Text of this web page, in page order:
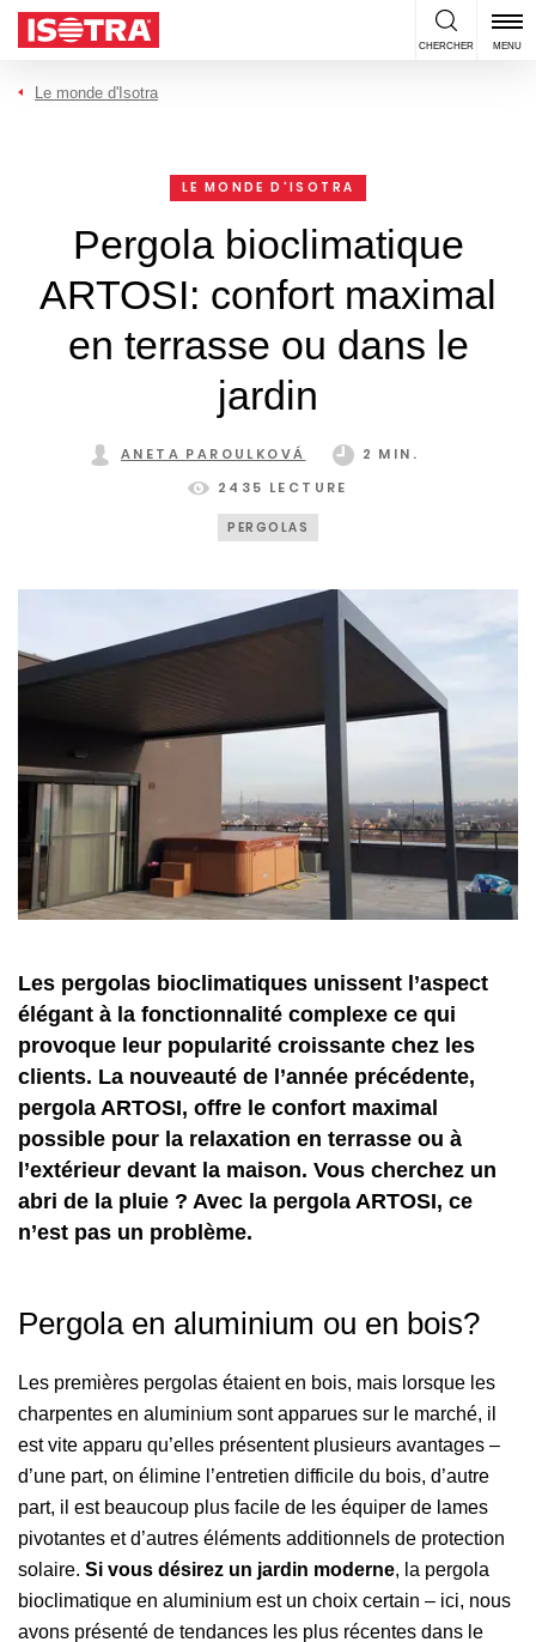
Passer au contenu
CHERCHER MENU
Le monde d'Isotra
LE MONDE D'ISOTRA
Pergola bioclimatique
ARTOSI: confort maximal
en terrasse ou dans le
jardin
ANETA PAROULKOVÁ
2 MIN.
2435 LECTURE
PERGOLAS
Les pergolas bioclimatiques unissent l’aspect
élégant à la fonctionnalité complexe ce qui
provoque leur popularité croissante chez les
clients. La nouveauté de l’année précédente,
pergola ARTOSI, offre le confort maximal
possible pour la relaxation en terrasse ou à
l’extérieur devant la maison. Vous cherchez un
abri de la pluie ? Avec la pergola ARTOSI, ce
n’est pas un problème.
Pergola en aluminium ou en bois?
Les premières pergolas étaient en bois, mais lorsque les
charpentes en aluminium sont apparues sur le marché, il
est vite apparu qu’elles présentent plusieurs avantages –
d’une part, on élimine l’entretien difficile du bois, d’autre
part, il est beaucoup plus facile de les équiper de lames
pivotantes et d’autres éléments additionnels de protection
solaire. Si vous désirez un jardin moderne, la pergola
bioclimatique en aluminium est un choix certain – ici, nous
avons présenté de tendances les plus récentes dans le